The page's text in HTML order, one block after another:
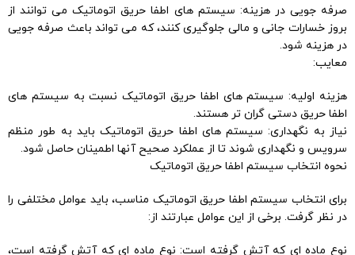
صرفه جویی در هزینه: سیستم های اطفا حریق اتوماتیک می توانند از
بروز خسارات جانی و مالی جلوگیری کنند، که می تواند باعث صرفه جویی
در هزینه شود.
معایب:
هزینه اولیه: سیستم های اطفا حریق اتوماتیک نسبت به سیستم های
اطفا حریق دستی گران تر هستند.
نیاز به نگهداری: سیستم های اطفا حریق اتوماتیک باید به طور منظم
سرویس و نگهداری شوند تا از عملکرد صحیح آنها اطمینان حاصل شود.
نحوه انتخاب سیستم اطفا حریق اتوماتیک
برای انتخاب سیستم اطفا حریق اتوماتیک مناسب، باید عوامل مختلفی را
در نظر گرفت. برخی از این عوامل عبارتند از:
نوع ماده ای که آتش گرفته است: نوع ماده ای که آتش گرفته است،